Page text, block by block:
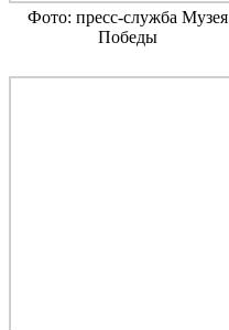
Фото: пресс-служба Музея
Победы